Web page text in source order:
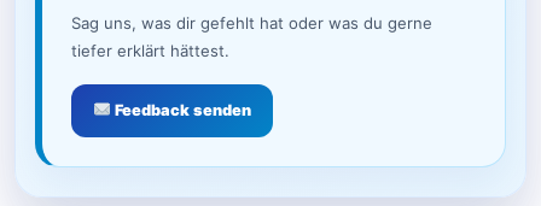
Sag uns, was dir gefehlt hat oder was du gerne
tiefer erklärt hättest.
Feedback senden